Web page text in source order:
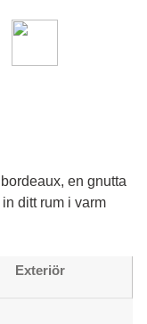
en gnutta
ditt rum i varm
Exteriör